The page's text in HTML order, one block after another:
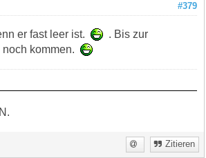
#379
er fast leer ist.
. Bis zur
noch kommen.
Zitieren